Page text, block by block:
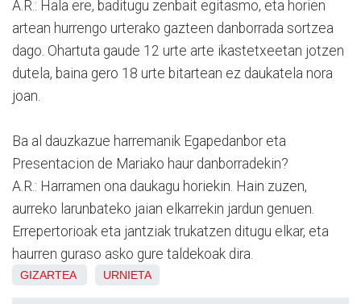
A.R.: Hala ere, baditugu zenbait egitasmo, eta horien
artean hurrengo urterako gazteen danborrada sortzea
dago. Ohartuta gaude 12 urte arte ikastetxeetan jotzen
dutela, baina gero 18 urte bitartean ez daukatela nora
joan.
Ba al dauzkazue harremanik Egapedanbor eta
Presentacion de Mariako haur danborradekin?
A.R.: Harramen ona daukagu horiekin. Hain zuzen,
aurreko larunbateko jaian elkarrekin jardun genuen.
Errepertorioak eta jantziak trukatzen ditugu elkar, eta
haurren guraso asko gure taldekoak dira.
GIZARTEA URNIETA